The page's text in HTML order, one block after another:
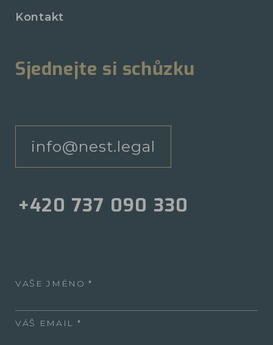
Kontakt
Sjednejte si schůzku
info@nest.legal
+420 737 090 330
VAŠE JMÉNO
VÁŠ EMAIL